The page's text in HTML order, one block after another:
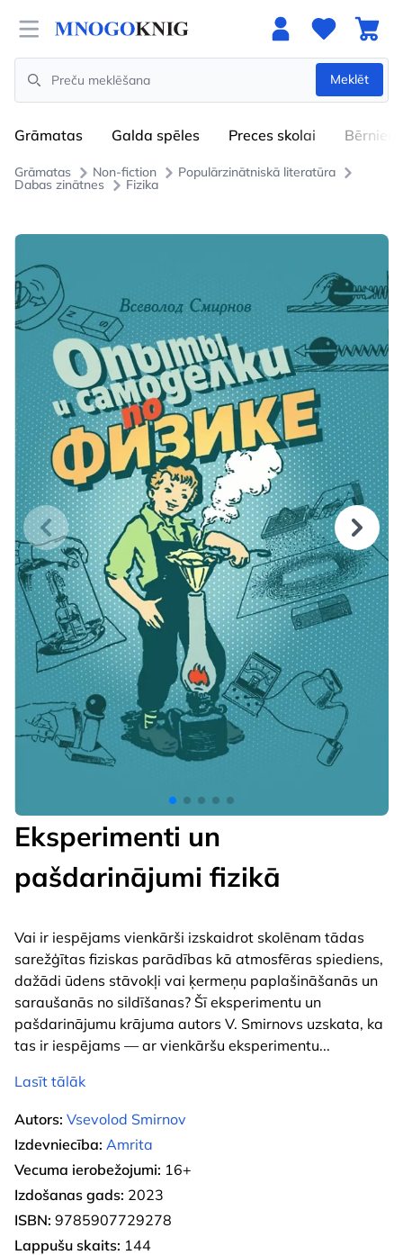
Open menu
Search
Meklēt
Grāmatas Galda spēles Preces skolai Bērniem
Grāmatas Non-fiction Populārzinātniskā literatūra
Dabas zinātnes Fizika
Eksperimenti un
pašdarinājumi fizikā
Vai ir iespējams vienkārši izskaidrot skolēnam tādas
sarežģītas fiziskas parādības kā atmosfēras spiediens,
dažādi ūdens stāvokļi vai ķermeņu paplašināšanās un
saraušanās no sildīšanas? Šī eksperimentu un
pašdarinājumu krājuma autors V. Smirnovs uzskata, ka
tas ir iespējams — ar vienkāršu eksperimentu...
Lasīt tālāk
Autors: Vsevolod Smirnov
Izdevniecība: Amrita
Vecuma ierobežojumi: 16+
Izdošanas gads: 2023
ISBN: 9785907729278
Lappušu skaits: 144